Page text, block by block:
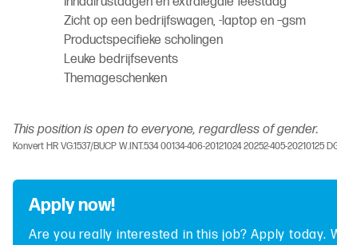
Zicht op een bedrijfswagen, -laptop en –gsm
Productspecifieke scholingen
Leuke bedrijfsevents
Themageschenken
This position is open to everyone, regardless of gender.
Konvert HR VG.1537/BUCP W.INT.534 00134-406-20121024 20252-405-20210125
Apply now!
Are you really interested in this job? Apply today.